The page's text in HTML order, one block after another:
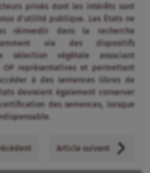
privés dont les intérêts sont
d’utilité publique. Les États ne
réinvestir dans la recherche
via des dispositifs
sélection végétale associant
représentatives et permettant
à des semences libres de
devraient également conserver
des semences, lorsque
Article suivant